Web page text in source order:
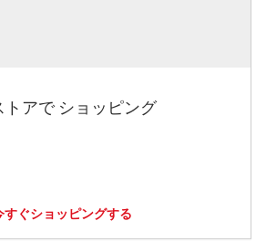
トアで ショッピング
すぐショッピングする